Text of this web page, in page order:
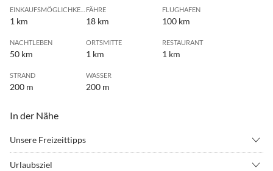
1 km
FÄHRE
18 km
FLUGHAFEN
100 km
NACHTLEBEN
50 km
ORTSMITTE
1 km
RESTAURANT
1 km
STRAND
200 m
WASSER
200 m
In der Nähe
Unsere Freizeittipps
Urlaubsziel